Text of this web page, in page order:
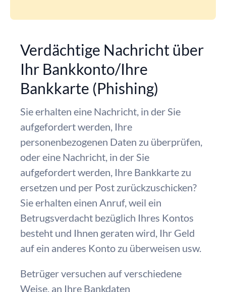
Verdächtige Nachricht über
Ihr Bankkonto/Ihre
Bankkarte (Phishing)
Sie erhalten eine Nachricht, in der Sie
aufgefordert werden, Ihre
personenbezogenen Daten zu überprüfen,
oder eine Nachricht, in der Sie
aufgefordert werden, Ihre Bankkarte zu
ersetzen und per Post zurückzuschicken?
Sie erhalten einen Anruf, weil ein
Betrugsverdacht bezüglich Ihres Kontos
besteht und Ihnen geraten wird, Ihr Geld
auf ein anderes Konto zu überweisen usw.
Betrüger versuchen auf verschiedene
Weise, an Ihre Bankdaten